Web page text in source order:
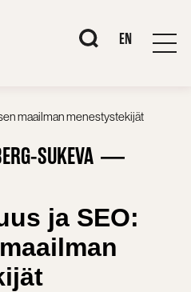
When EN
maailman menestystekijät
SUKEVA
ja SEO: